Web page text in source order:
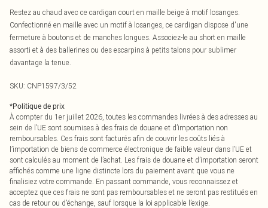
Restez au chaud avec ce cardigan court en maille beige à motif losanges.
Confectionné en maille avec un motif à losanges, ce cardigan dispose d'une
fermeture à boutons et de manches longues. Associez-le au short en maille
assorti et à des ballerines ou des escarpins à petits talons pour sublimer
davantage la tenue.
SKU: CNP1597/3/52
*Politique de prix
À compter du 1er juillet 2026, toutes les commandes livrées à des adresses au
sein de l’UE sont soumises à des frais de douane et d’importation non
remboursables. Ces frais sont facturés afin de couvrir les coûts liés à
l’importation de biens de commerce électronique de faible valeur dans l’UE et
sont calculés au moment de l’achat. Les frais de douane et d’importation seront
affichés comme une ligne distincte lors du paiement avant que vous ne
finalisiez votre commande. En passant commande, vous reconnaissez et
acceptez que ces frais ne sont pas remboursables et ne seront pas restitués en
cas de retour ou d’échange, sauf lorsque la loi applicable l’exige.